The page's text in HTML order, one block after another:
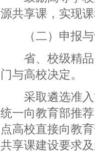
源共享课，实现
（二）申报与
省、校级精品
门与高校决定。
采取遴选准入
统一向教育部推
点高校直接向教
共享课建设要求